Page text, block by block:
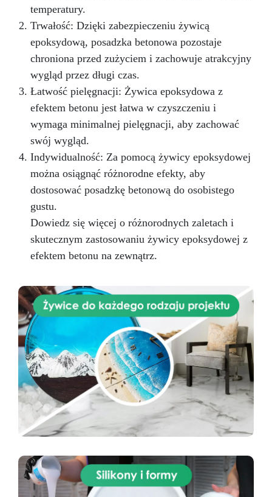
temperatury.
Trwałość: Dzięki zabezpieczeniu żywicą
epoksydową, posadzka betonowa pozostaje
chroniona przed zużyciem i zachowuje atrakcyjny
wygląd przez długi czas.
Łatwość pielęgnacji: Żywica epoksydowa z
efektem betonu jest łatwa w czyszczeniu i
wymaga minimalnej pielęgnacji, aby zachować
swój wygląd.
Indywidualność: Za pomocą żywicy epoksydowej
można osiągnąć różnorodne efekty, aby
dostosować posadzkę betonową do osobistego
gustu.
Dowiedz się więcej o różnorodnych zaletach i
skutecznym zastosowaniu żywicy epoksydowej z
efektem betonu na zewnątrz.